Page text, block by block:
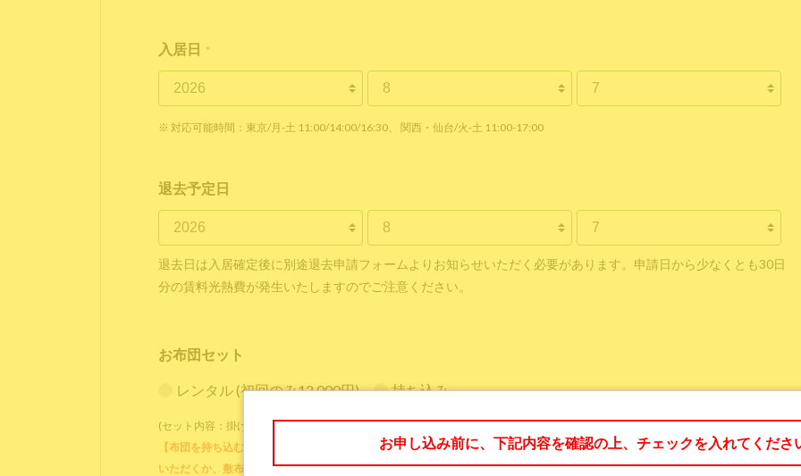
入居日 *
※ 対応可能時間：東京/月-土 11:00/14:00/16:30、 関西・仙台/火-土 11:00-17:00
退去予定日
退去日は入居確定後に別途退去申請フォームよりお知らせいただく必要があります。申請日から少なくとも30日
分の賃料光熱費が発生いたしますのでご注意ください。
お布団セット
レンタル (初回のみ12,000円) 持ち込み
(セット内容：掛け布団、掛け布団カバー、ブランケット、枕、枕カバー、ベッドパッド、シーツの7点)
【布団を持ち込む方】各ベッドに備え付けのマットレスに直接寝ることはできません。 必ずベッドパッド を敷き、シーツをご使用
いただくか、敷布団をご用意ください。他に、枕や掛け布団をご持参ください。
お申し込み前に、下記内容を確認の上、チェックを入れてくださ